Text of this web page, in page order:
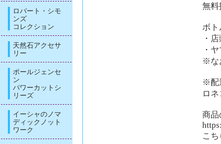
ロバート・シモ
ンズ
コレクション
天然石アクセサ
リー
ポールジェンセ
ン
パワーカットシ
リーズ
イーシャのノマ
ディックノット
ワーク
無料
ボ
・
・
※な
※配
ロ
商品
こ